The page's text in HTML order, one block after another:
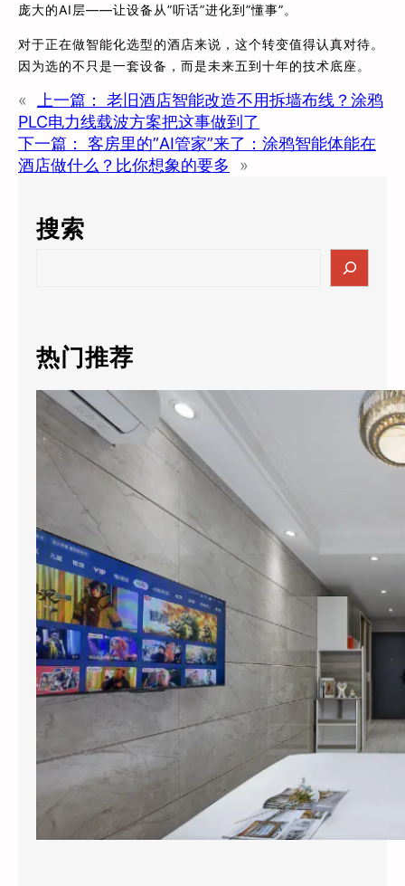
庞大的AI层——让设备从”听话”进化到”懂事”。
对于正在做智能化选型的酒店来说，这个转变值得认真对待。
因为选的不只是一套设备，而是未来五到十年的技术底座。
« 上一篇：
老旧酒店智能改造不用拆墙布线？涂鸦
PLC电力线载波方案把这事做到了
下一篇：
客房里的”AI管家”来了：涂鸦智能体能在
酒店做什么？比你想象的要多
»
搜索
c
h
热门推荐